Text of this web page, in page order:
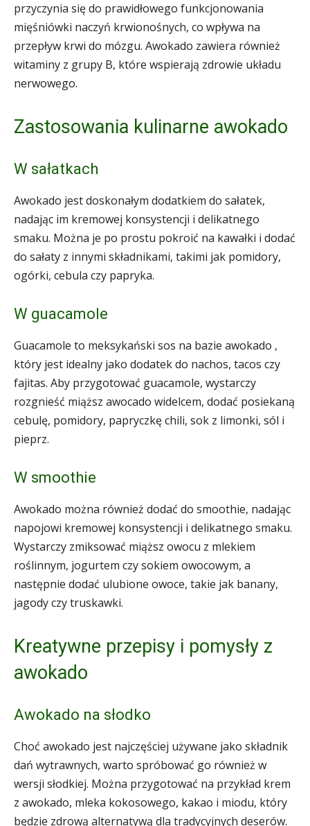
przyczynia się do prawidłowego funkcjonowania
mięśniówki naczyń krwionośnych, co wpływa na
przepływ krwi do mózgu. Awokado zawiera również
witaminy z grupy B, które wspierają zdrowie układu
nerwowego.
Zastosowania kulinarne awokado
W sałatkach
Awokado jest doskonałym dodatkiem do sałatek,
nadając im kremowej konsystencji i delikatnego
smaku. Można je po prostu pokroić na kawałki i dodać
do sałaty z innymi składnikami, takimi jak pomidory,
ogórki, cebula czy papryka.
W guacamole
Guacamole to meksykański sos na bazie awokado ,
który jest idealny jako dodatek do nachos, tacos czy
fajitas. Aby przygotować guacamole, wystarczy
rozgnieść miąższ awocado widelcem, dodać posiekaną
cebulę, pomidory, papryczkę chili, sok z limonki, sól i
pieprz.
W smoothie
Awokado można również dodać do smoothie, nadając
napojowi kremowej konsystencji i delikatnego smaku.
Wystarczy zmiksować miąższ owocu z mlekiem
roślinnym, jogurtem czy sokiem owocowym, a
następnie dodać ulubione owoce, takie jak banany,
jagody czy truskawki.
Kreatywne przepisy i pomysły z
awokado
Awokado na słodko
Choć awokado jest najczęściej używane jako składnik
dań wytrawnych, warto spróbować go również w
wersji słodkiej. Można przygotować na przykład krem
z awokado, mleka kokosowego, kakao i miodu, który
będzie zdrową alternatywą dla tradycyjnych deserów.